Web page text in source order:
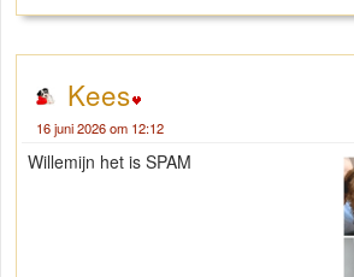
Kees
16 juni 2026 om 12:12
Willemijn het is SPAM